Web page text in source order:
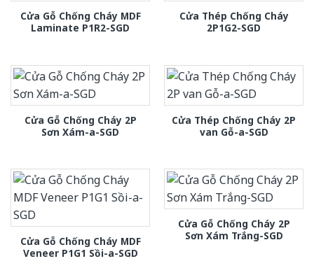
Cửa Gỗ Chống Cháy MDF
Laminate P1R2-SGD
Cửa Thép Chống Cháy
2P1G2-SGD
Cửa Gỗ Chống Cháy 2P
Sơn Xám-a-SGD
Cửa Thép Chống Cháy 2P
van Gỗ-a-SGD
Cửa Gỗ Chống Cháy MDF
Veneer P1G1 Sồi-a-SGD
Cửa Gỗ Chống Cháy 2P
Sơn Xám Trắng-SGD